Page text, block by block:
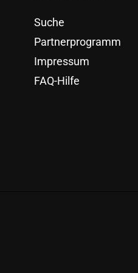
Suche
Partnerprogramm
Impressum
FAQ-Hilfe